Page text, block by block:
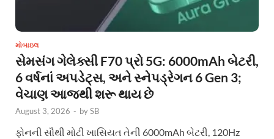
મોબાઇલ
સેમસંગ ગેલેક્સી F70 પ્રો 5G: 6000mAh બેટરી,
6 વર્ષનાં અપડેટ્સ, અને સ્નેપડ્રેગન 6 Gen 3;
વેચાણ આજથી શરૂ થાય છે
August 3, 2026 - bySB
ફોનની સૌથી મોટી ખાસિયત તેની 6000mAh બેટરી, 120Hz